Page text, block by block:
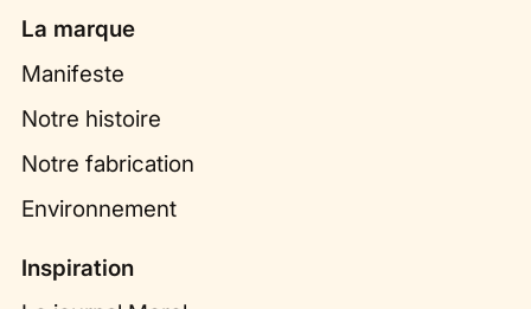
La marque
Manifeste
Notre histoire
Notre fabrication
Environnement
Inspiration